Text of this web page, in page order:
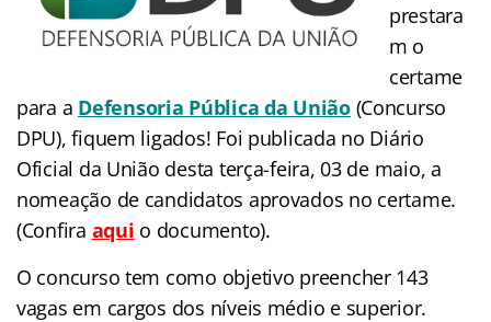
prestara
m o
certame
para a Defensoria Pública da União (Concurso
DPU), fiquem ligados! Foi publicada no Diário
Oficial da União desta terça-feira, 03 de maio, a
nomeação de candidatos aprovados no certame.
(Confira aqui o documento).
O concurso tem como objetivo preencher 143
vagas em cargos dos níveis médio e superior.